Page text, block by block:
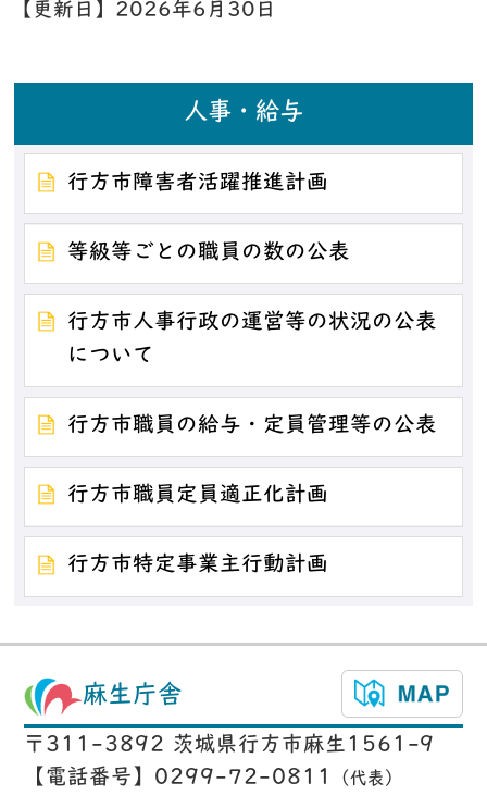
【更新日】 2026年6月30日
人事・給与
行方市障害者活躍推進計画
等級等ごとの職員の数の公表
行方市人事行政の運営等の状況の公表
について
行方市職員の給与・定員管理等の公表
行方市職員定員適正化計画
行方市特定事業主行動計画
麻生庁舎
〒311-3892 茨城県行方市麻生1561-9
【電話番号】0299-72-0811
（代表）